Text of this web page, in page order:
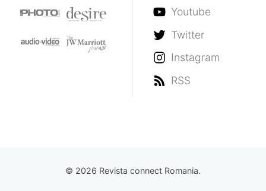
Youtube
Twitter
Instagram
RSS
© 2026 Revista connect Romania.